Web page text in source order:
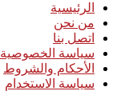
الرئيسية
من نحن
اتصل بنا
سياسة الخصوصية
الأحكام والشروط
سياسة الاستخدام